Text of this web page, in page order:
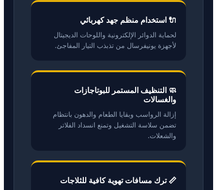
🔌 استخدام منظم جهد كهربائي
لحماية الدوائر الإلكترونية واللوحات الديجيتال
لأجهزة يونيفرسال من تذبذب التيار المفاجئ.
🧼 التنظيف المستمر للبوتاجازات
والغسالات
إزالة الرواسب وبقايا الطعام والدهون بانتظام
تضمن سلاسة التشغيل وتمنع انسداد الفلاتر
والشعلات.
📏 ترك مسافات تهوية كافية للثلاجات